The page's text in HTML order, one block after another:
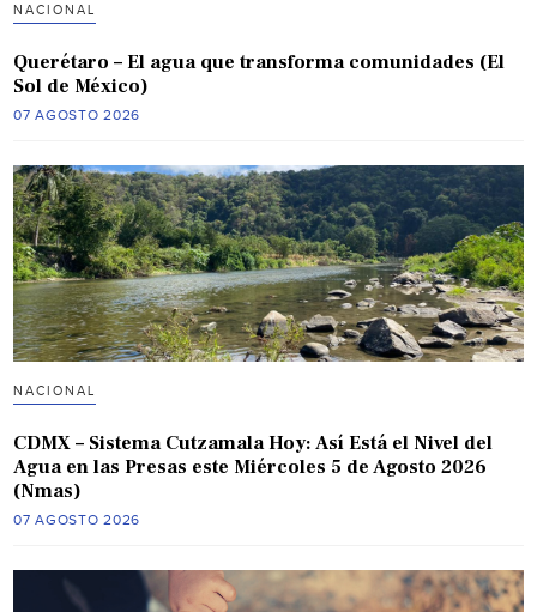
NACIONAL
Querétaro – El agua que transforma comunidades (El
Sol de México)
07 AGOSTO 2026
NACIONAL
CDMX – Sistema Cutzamala Hoy: Así Está el Nivel del
Agua en las Presas este Miércoles 5 de Agosto 2026
(Nmas)
07 AGOSTO 2026